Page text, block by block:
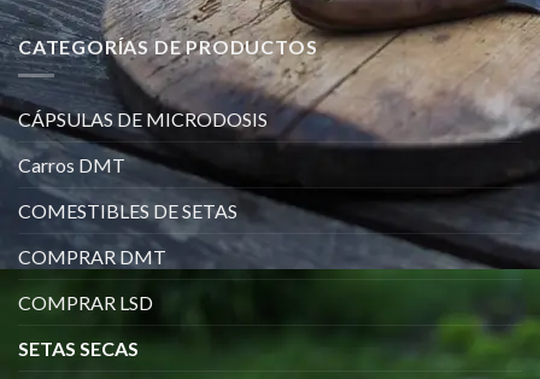
CATEGORÍAS DE PRODUCTOS
CÁPSULAS DE MICRODOSIS
Carros DMT
COMESTIBLES DE SETAS
COMPRAR DMT
COMPRAR LSD
SETAS SECAS